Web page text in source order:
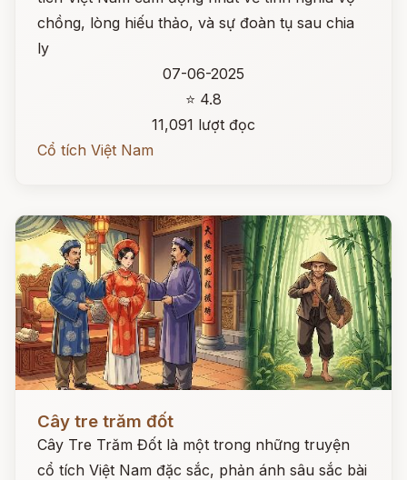
chồng, lòng hiếu thảo, và sự đoàn tụ sau chia
ly
07-06-2025
⭐ 4.8
11,091 lượt đọc
Cổ tích Việt Nam
Cây tre trăm đốt
Cây Tre Trăm Đốt là một trong những truyện
cổ tích Việt Nam đặc sắc, phản ánh sâu sắc bài